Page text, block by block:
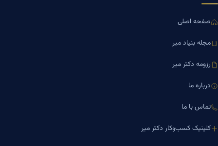
صفحه اصلی
مجله بنیاد میر
رزومه دکتر میر
درباره ما
تماس با ما
کلینیک کسب‌وکار دکتر میر